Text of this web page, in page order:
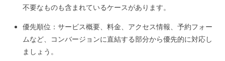
不要なものも含まれているケースがあります。
優先順位：サービス概要、料金、アクセス情報、予約フォー
ムなど、コンバージョンに直結する部分から優先的に対応し
ましょう。